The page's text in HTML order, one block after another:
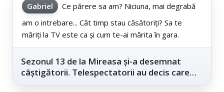
Gabriel
Ce părere sa am? Niciuna, mai degrabă
am o intrebare... Cât timp stau căsătoriți? Sa te
măriți la TV este ca și cum te-ai mărita în gara.
Sezonul 13 de la Mireasa și-a desemnat
câștigătorii. Telespectatorii au decis care